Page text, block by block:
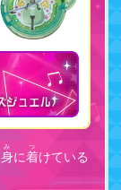
身
み
に着
つ
けている